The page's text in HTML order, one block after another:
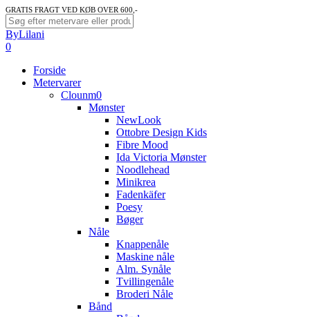
Skip
to
main
content
GRATIS FRAGT VED KØB OVER 600,-
Close
Search
ByLilani
search
account
0
Forside
Metervarer
Clounm0
Mønster
NewLook
Ottobre Design Kids
Fibre Mood
Ida Victoria Mønster
Noodlehead
Minikrea
Fadenkäfer
Poesy
Bøger
Nåle
Knappenåle
Maskine nåle
Alm. Synåle
Tvillingenåle
Broderi Nåle
Bånd